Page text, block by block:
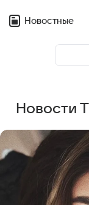
Новостные
Новости